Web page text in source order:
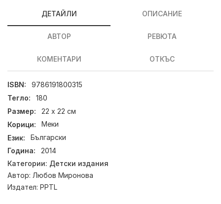
ДЕТАЙЛИ ОПИСАНИЕ
АВТОР РЕВЮТА
КОМЕНТАРИ ОТКЪС
ISBN:
9786191800315
Тегло:
180
Размер:
22 х 22 см
Корици:
Меки
Език:
Български
Година:
2014
Категории: Детски издания
Автор: Любов Миронова
Издател: PPTL